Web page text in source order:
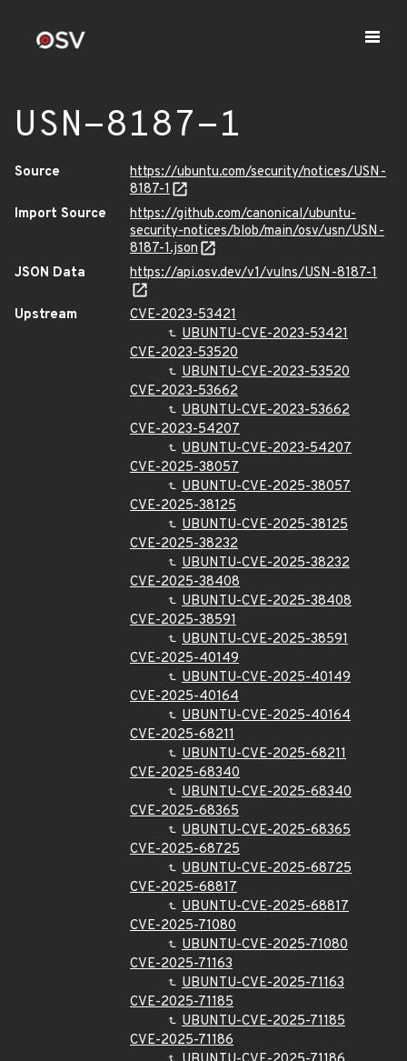
USN-8187-1
Source
https://ubuntu.com/security/notices/USN-
8187-1
Import Source
https://github.com/canonical/ubuntu-
security-notices/blob/main/osv/usn/USN-
8187-1.json
JSON Data
https://api.osv.dev/v1/vulns/USN-8187-1
Upstream
CVE-2023-53421
UBUNTU-CVE-2023-53421
CVE-2023-53520
UBUNTU-CVE-2023-53520
CVE-2023-53662
UBUNTU-CVE-2023-53662
CVE-2023-54207
UBUNTU-CVE-2023-54207
CVE-2025-38057
UBUNTU-CVE-2025-38057
CVE-2025-38125
UBUNTU-CVE-2025-38125
CVE-2025-38232
UBUNTU-CVE-2025-38232
CVE-2025-38408
UBUNTU-CVE-2025-38408
CVE-2025-38591
UBUNTU-CVE-2025-38591
CVE-2025-40149
UBUNTU-CVE-2025-40149
CVE-2025-40164
UBUNTU-CVE-2025-40164
CVE-2025-68211
UBUNTU-CVE-2025-68211
CVE-2025-68340
UBUNTU-CVE-2025-68340
CVE-2025-68365
UBUNTU-CVE-2025-68365
CVE-2025-68725
UBUNTU-CVE-2025-68725
CVE-2025-68817
UBUNTU-CVE-2025-68817
CVE-2025-71080
UBUNTU-CVE-2025-71080
CVE-2025-71163
UBUNTU-CVE-2025-71163
CVE-2025-71185
UBUNTU-CVE-2025-71185
CVE-2025-71186